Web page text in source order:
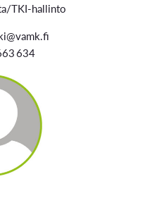
TKI-hallinto
634